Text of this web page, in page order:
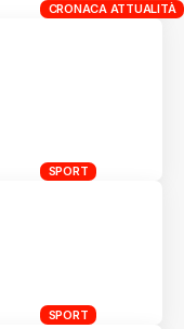
CRONACA ATTUALITÀ
SPORT
SPORT